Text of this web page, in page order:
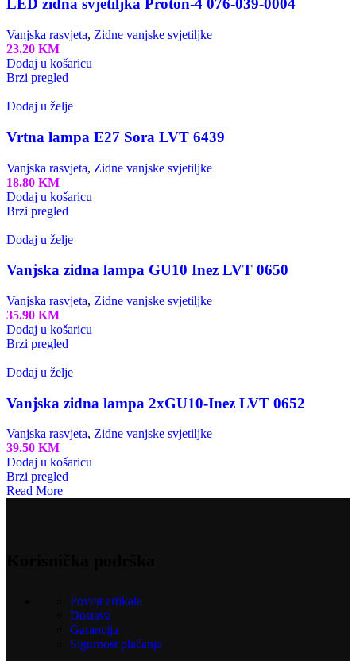
LED zidna svjetiljka Proton-4 076-039-0004
Vanjska rasvjeta, Zidne vanjske svjetiljke
23.20 KM
Dodaj u košaricu
Brzi pregled
Dodaj u želje
Vrtna lampa E27 Sora LVT 6439
Vanjska rasvjeta, Zidne vanjske svjetiljke
18.80 KM
Dodaj u košaricu
Brzi pregled
Dodaj u želje
Vanjska zidna lampa GU10 Inez LVT 0650
Vanjska rasvjeta, Zidne vanjske svjetiljke
35.90 KM
Dodaj u košaricu
Brzi pregled
Dodaj u želje
Vanjska zidna lampa 2xGU10-Inez LVT 0652
Vanjska rasvjeta, Zidne vanjske svjetiljke
39.50 KM
Dodaj u košaricu
Brzi pregled
Read More
Povrat artikala
Dostava
Garancija
Sigurnost plaćanja